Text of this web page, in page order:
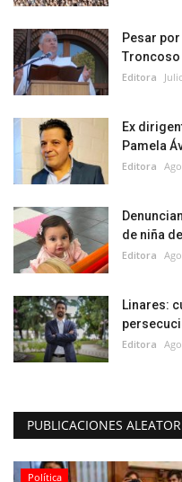
Pesar
Troncoso
Editora
Ex
Pamela
Editora
de niña
Editora
Linares:
Editora
PUBLICACIONES
Política